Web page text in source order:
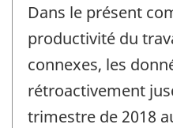
référence
de
changement
-
Dans le présent
productivité du
connexes, les
rétroactivement
trimestre de 2018